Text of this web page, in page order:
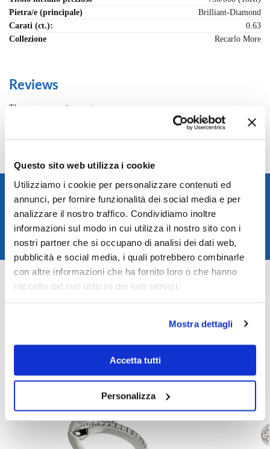
Questo sito web utilizza i cookie
Utilizziamo i cookie per personalizzare contenuti ed
annunci, per fornire funzionalità dei social media e per
analizzare il nostro traffico. Condividiamo inoltre
informazioni sul modo in cui utilizza il nostro sito con i
nostri partner che si occupano di analisi dei dati web,
pubblicità e social media, i quali potrebbero combinarle
con altre informazioni che ha fornito loro o che hanno
raccolto dal suo utilizzo dei loro servizi.
Mostra dettagli
Accetta tutti
Personalizza
Pietra/e (principale)
Brilliant-Diamond
Carati (ct.):
0.63
Collezione
Recarlo More
Reviews
There are no reviews yet.
Only logged in customers who have purchased this product may leave a
Spedizione rapida in 24/48h
Pagamenti sicuri
Assistenza clienti
SKU:
R86FN010/063-14